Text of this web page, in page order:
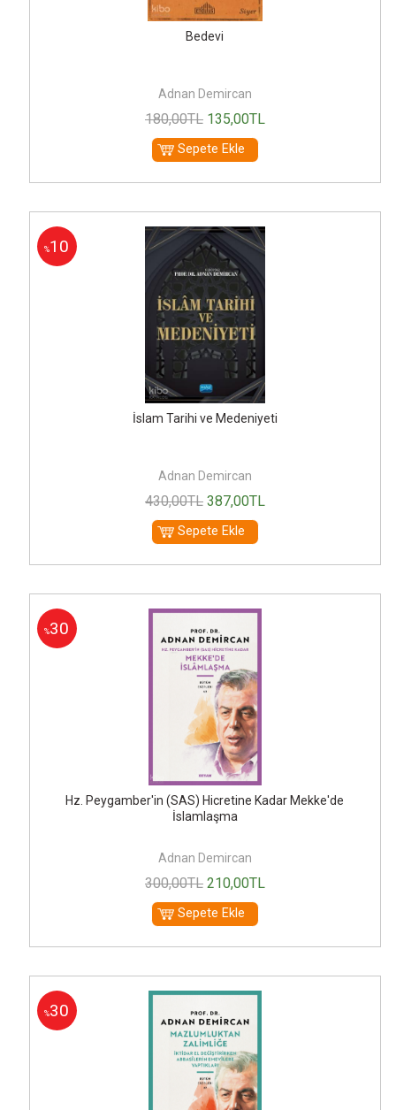
Bedevi
Adnan Demircan
180,00TL 135,00TL
Sepete Ekle
%10
İslam Tarihi ve Medeniyeti
Adnan Demircan
430,00TL 387,00TL
Sepete Ekle
%30
Hz. Peygamber'in (SAS) Hicretine Kadar Mekke'de
İslamlaşma
Adnan Demircan
300,00TL 210,00TL
Sepete Ekle
%30